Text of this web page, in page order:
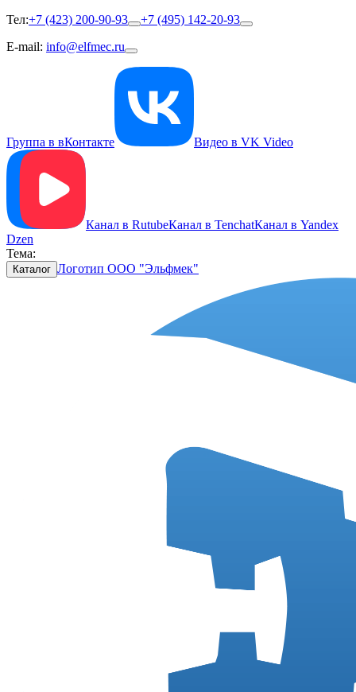
Тел:+7 (423) 200-90-93
+7 (495) 142-20-93
E-mail: info@elfmec.ru
Группа в вКонтакте Видео в VK Video
Канал в RutubeКанал в TenchatКанал в Yandex
Dzen
Тема:
Каталог Логотип ООО "Эльфмек"